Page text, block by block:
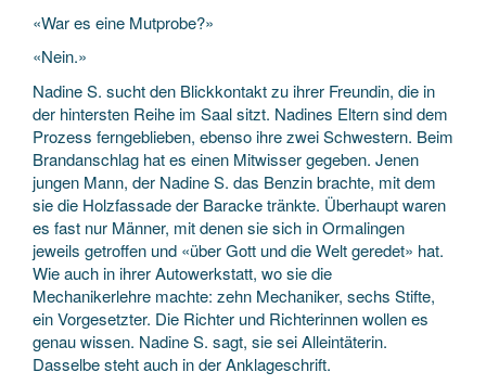
«War es eine Mutprobe?»
«Nein.»
Nadine S. sucht den Blickkontakt zu ihrer Freundin, die in
der hintersten Reihe im Saal sitzt. Nadines Eltern sind dem
Prozess ferngeblieben, ebenso ihre zwei Schwestern. Beim
Brandanschlag hat es einen Mitwisser gegeben. Jenen
jungen Mann, der Nadine S. das Benzin brachte, mit dem
sie die Holzfassade der Baracke tränkte. Überhaupt waren
es fast nur Männer, mit denen sie sich in Ormalingen
jeweils getroffen und «über Gott und die Welt geredet» hat.
Wie auch in ihrer Autowerkstatt, wo sie die
Mechanikerlehre machte: zehn Mechaniker, sechs Stifte,
ein Vorgesetzter. Die Richter und Richterinnen wollen es
genau wissen. Nadine S. sagt, sie sei Alleintäterin.
Dasselbe steht auch in der Anklageschrift.